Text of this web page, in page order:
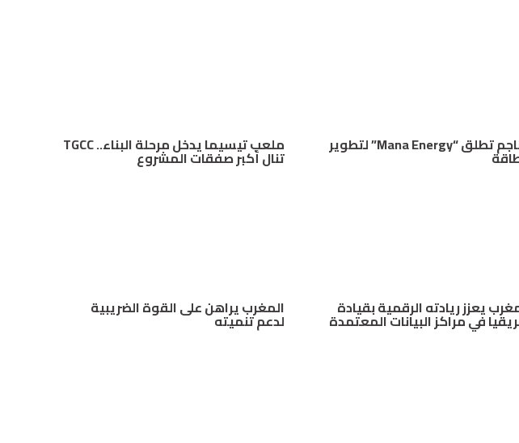
مناجم تطلق “Mana Energy” لتطوير ملعب تيسيما يدخل مرحلة البناء.. TGCC
تنال أكبر صفقات المشروع
يعزز ريادته الرقمية بقيادة
في مراكز البيانات المعتمدة
المغرب يراهن على القوة الضريبية
لدعم تنميته